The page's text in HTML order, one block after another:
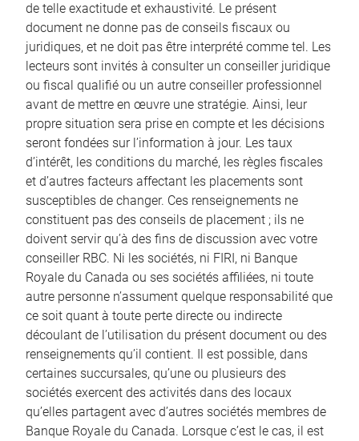
de telle exactitude et exhaustivité. Le présent
document ne donne pas de conseils fiscaux ou
juridiques, et ne doit pas être interprété comme tel. Les
lecteurs sont invités à consulter un conseiller juridique
ou fiscal qualifié ou un autre conseiller professionnel
avant de mettre en œuvre une stratégie. Ainsi, leur
propre situation sera prise en compte et les décisions
seront fondées sur l’information à jour. Les taux
d’intérêt, les conditions du marché, les règles fiscales
et d’autres facteurs affectant les placements sont
susceptibles de changer. Ces renseignements ne
constituent pas des conseils de placement ; ils ne
doivent servir qu’à des fins de discussion avec votre
conseiller RBC. Ni les sociétés, ni FIRI, ni Banque
Royale du Canada ou ses sociétés affiliées, ni toute
autre personne n’assument quelque responsabilité que
ce soit quant à toute perte directe ou indirecte
découlant de l’utilisation du présent document ou des
renseignements qu’il contient. Il est possible, dans
certaines succursales, qu’une ou plusieurs des
sociétés exercent des activités dans des locaux
qu’elles partagent avec d’autres sociétés membres de
Banque Royale du Canada. Lorsque c’est le cas, il est